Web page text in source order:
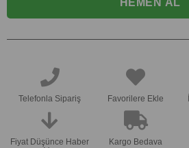
Telefonla Sipariş Favorilere Ekle
Fiyat Düşünce Haber
Kargo Bedava